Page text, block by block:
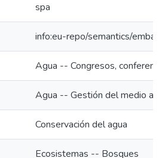
spa
info:eu-repo/semantics/
Agua -- Congresos,
Agua -- Gestión del medio
Conservación del agua
Ecosistemas -- Bosques